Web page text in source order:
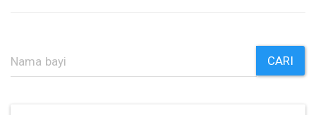
CARI